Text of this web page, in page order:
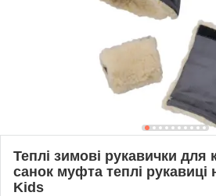
Теплі зимові рукавички для
санок муфта теплі рукавиці
Kids